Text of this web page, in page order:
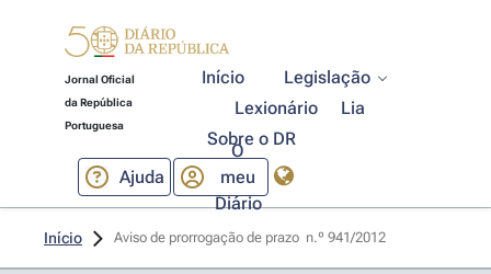
Jornal Oficial
da República
Portuguesa
Início
Legislação
Lexionário
Lia
Sobre o DR
Ajuda
O
meu
Diário
Início Aviso de prorrogação de prazo  n.º 941/2012